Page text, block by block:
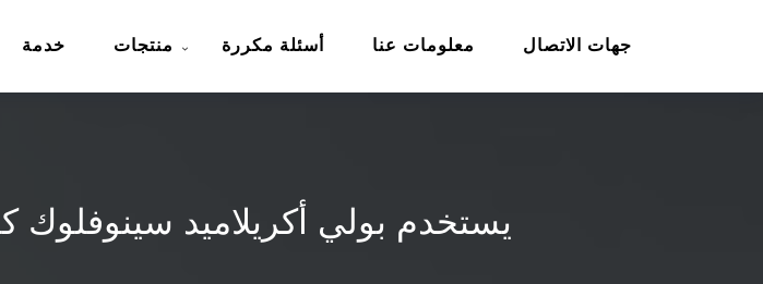
خدمة منتجات أسئلة مكررة معلومات عنا جهات الاتصال
يستخدم بولي أكريلاميد